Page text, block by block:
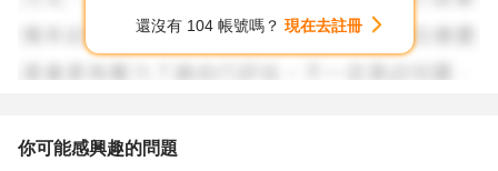
學校遵守其自訂的聘任要點，並可在必要時尋求法律協助來
維護您的權益。
相關的溝通記錄（包括電子郵件、文字訊息等），以作為日
還沒有 104 帳號嗎？ 現在去註冊
你可能感興趣的問題